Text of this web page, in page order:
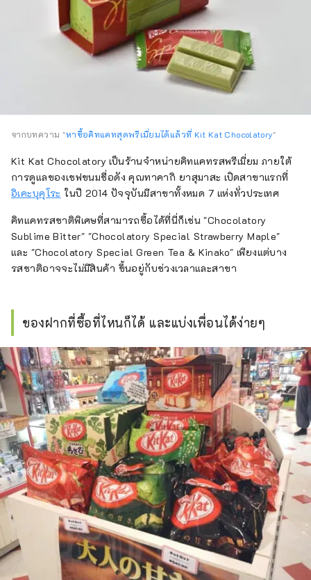
จากบทความ "หาซื้อคิทแคทสุดพรีเมี่ยมได้แล้วที่ Kit Kat Chocolatory"
Kit Kat Chocolatory เป็นร้านจำหน่ายคิทแคทรสพรีเมี่ยม ภายใต้
การดูแลของเชฟขนมชื่อดัง คุณทาคากิ ยาสุมาสะ เปิดสาขาแรกที่
อิเคะบุคุโระ ในปี 2014 ปัจจุบันมีสาขาทั้งหมด 7 แห่งทั่วประเทศ
คิทแคทรสชาติพิเศษที่สามารถซื้อได้ที่นี่ก็เช่น "Chocolatory
Sublime Bitter" "Chocolatory Special Strawberry Maple"
และ "Chocolatory Special Green Tea & Kinako" เพียงแต่บาง
รสชาติอาจจะไม่มีสินค้า ขึ้นอยู่กับช่วงเวลาและสาขา
ของฝากที่ซื้อที่ไหนก็ได้ และแบ่งเพื่อนได้ง่ายๆ